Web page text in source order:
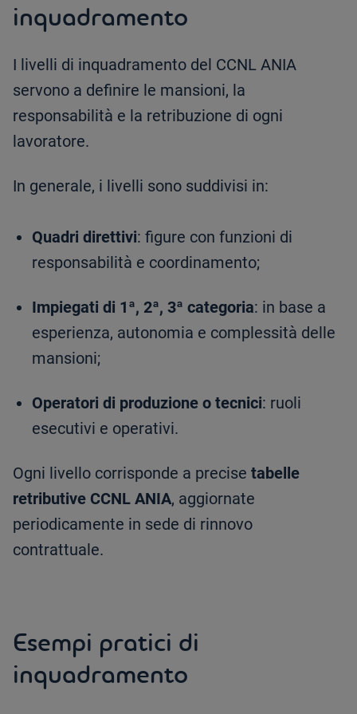
inquadramento
I livelli di inquadramento del CCNL ANIA
servono a definire le mansioni, la
responsabilità e la retribuzione di ogni
lavoratore.
In generale, i livelli sono suddivisi in:
Quadri direttivi: figure con funzioni di
responsabilità e coordinamento;
Impiegati di 1ª, 2ª, 3ª categoria: in base a
esperienza, autonomia e complessità delle
mansioni;
Operatori di produzione o tecnici: ruoli
esecutivi e operativi.
Ogni livello corrisponde a precise tabelle
retributive CCNL ANIA, aggiornate
periodicamente in sede di rinnovo
contrattuale.
Esempi pratici di
inquadramento